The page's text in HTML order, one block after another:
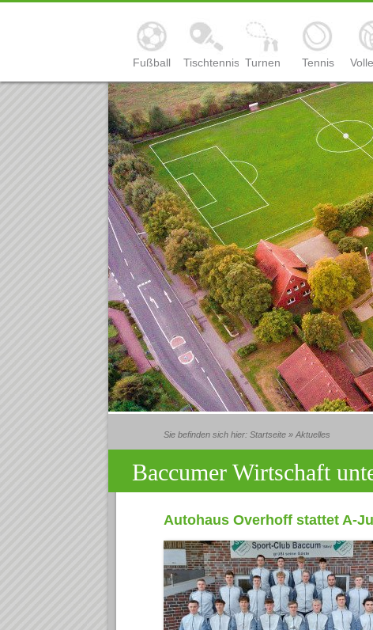
Fußball Tischtennis Turnen Tennis
Sie befinden sich hier: Startseite » Aktuelles
Baccumer Wirtschaft
Autohaus Overhoff stattet A-